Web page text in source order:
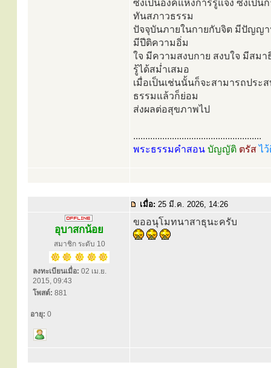
ซึ่งเป็นองค์แห่งการรู้แจ้ง ซึ่งเป็
ทันสภาวธรรม
ปัจจุบันภายในกายกับจิต มีปัญญา
มีปีติความอิ่ม
ใจ มีความสงบกาย สงบใจ มีสม
รู้ได้สม่ำเสมอ
เมื่อเป็นเช่นนั้นก็จะสามารถปร
ธรรมแล้วก็ย่อม
ส่งผลต่อสุขภาพไป
.....................................................
พระธรรมคำสอน บัญญัติ ตรัสไ
เมื่อ: 25 มี.ค. 2026, 14:26
อุบาสกน้อย
สมาชิก ระดับ 10
ลงทะเบียนเมื่อ: 02 เม.ย.
2015, 09:43
โพสต์: 881
อายุ: 0
ขออนุโมทนาสาธุนะครับ